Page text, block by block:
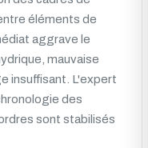
éléments de
aggrave le
mauvaise
insuffisant. L'expert
des
sont stabilisés